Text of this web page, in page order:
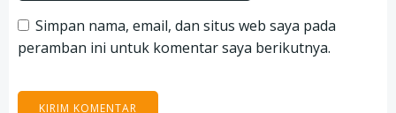
Simpan nama, email, dan situs web saya pada
peramban ini untuk komentar saya berikutnya.